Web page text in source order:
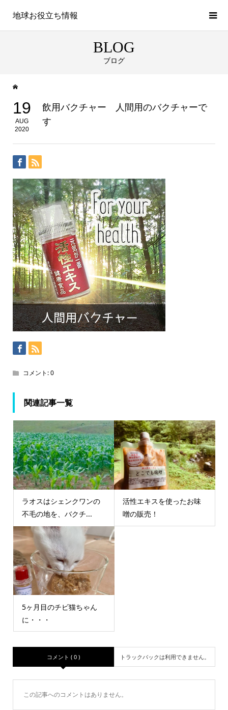
地球お役立ち情報
BLOG
ブログ
19
AUG
2020
飲用バクチャー 人間用のバクチャーで
す
コメント:0
関連記事一覧
ラオスはシェンクワンの
不毛の地を、バクチ...
活性エキスを使ったお味
噌の販売！
5ヶ月目のチビ猫ちゃん
に・・・
コメント ( 0 ) トラックバックは利用できません。
この記事へのコメントはありません。